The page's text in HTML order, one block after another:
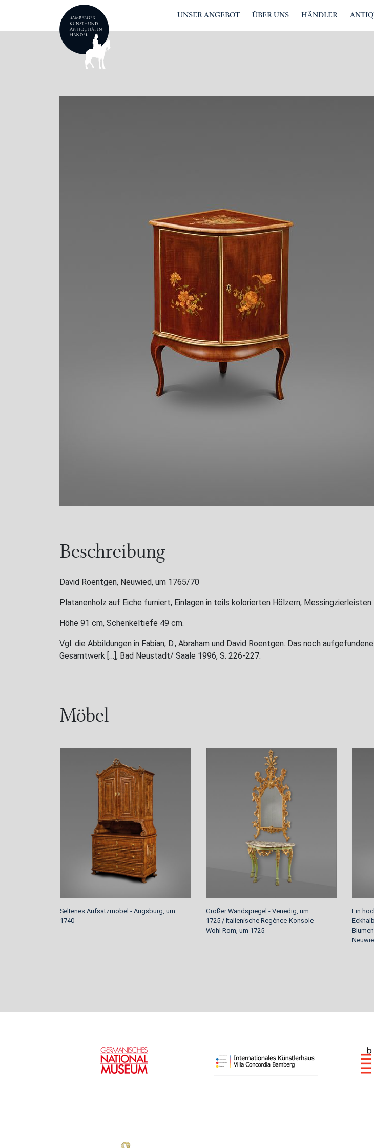
UNSER ANGEBOT ÜBER UNS HÄNDLER
Beschreibung
David Roentgen, Neuwied, um 1765/70
Platanenholz auf Eiche furniert, Einlagen in teils kolorierten Hölzern, Messingzierleisten.
Höhe 91 cm, Schenkeltiefe 49 cm.
Vgl. die Abbildungen in Fabian, D., Abraham und David Roentgen. Das noch aufgefundene
Gesamtwerk […], Bad Neustadt/ Saale 1996, S. 226-227.
Möbel
Seltenes Aufsatzmöbel - Augsburg, um
1740
Großer Wandspiegel - Venedig, um
1725 / Italienische Regènce-Konsole -
Wohl Rom, um 1725
Ein